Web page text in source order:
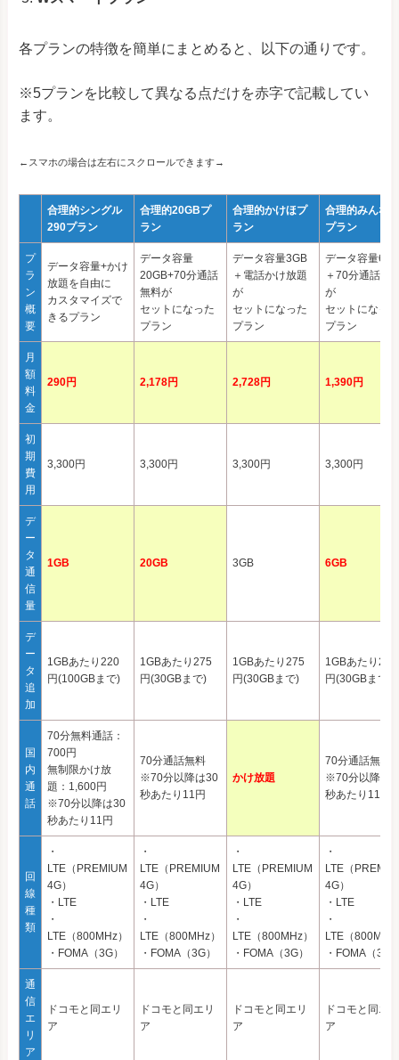
各プランの特徴を簡単にまとめると、以下の通りです。
※5プランを比較して異なる点だけを赤字で記載してい
ます。
←スマホの場合は左右にスクロールできます→
合理的シングル
290プラン
合理的20GBプ
ラン
合理的かけほプ
ラン
合理的みんなの
プラン
プ
ラ
ン
概
要
データ容量+かけ
放題を自由に
カスタマイズで
きるプラン
データ容量
20GB+70分通話
無料が
セットになった
プラン
データ容量3GB
＋電話かけ放題
が
セットになった
プラン
データ容量6GB
＋70分通話無
が
セットになった
プラン
月
額
料
金
290円 2,178円 2,728円 1,390円
初
期
費
用
3,300円 3,300円 3,300円 3,300円
デ
ー
タ
通
信
量
1GB 20GB 3GB 6GB
デ
ー
タ
追
加
1GBあたり220
円(100GBまで)
1GBあたり275
円(30GBまで)
1GBあたり275
円(30GBまで)
1GBあたり275
円(30GBまで)
国
内
通
話
70分無料通話：
700円
無制限かけ放
題：1,600円
※70分以降は30
秒あたり11円
70分通話無料
※70分以降は30
秒あたり11円
かけ放題
70分通話無料
※70分以降は
秒あたり11円
回
線
種
類
・
LTE（PREMIUM
4G）
・LTE
・
LTE（800MHz）
・FOMA（3G）
・
LTE（PREMIUM
4G）
・LTE
・
LTE（800MHz）
・FOMA（3G）
・
LTE（PREMIUM
4G）
・LTE
・
LTE（800MHz）
・FOMA（3G）
・
LTE（
4G）
・LTE
・
LTE（800MHz
・FOMA（3G
通
信
エ
リ
ア
ドコモと同エリ
ア
ドコモと同エリ
ア
ドコモと同エリ
ア
ドコモと同エリ
ア